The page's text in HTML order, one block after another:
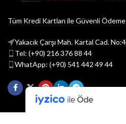
Tüm Kredi Kartları ile Güvenli Ödeme
Yakacık Çarşı Mah. Kartal Cad.
Tel: (+90) 216 376 88 44
WhatApp: (+90) 541 442 49 44